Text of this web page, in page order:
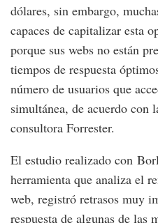
dólares, sin embargo,
capaces de capitalizar esta
porque sus webs no están
tiempos de respuesta
número de usuarios que
simultánea, de acuerdo con
consultora Forrester.
El estudio realizado con
herramienta que analiza el
web, registró retrasos muy
respuesta de algunas de las